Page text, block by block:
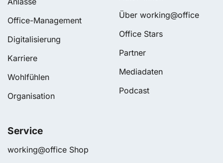
Office-Management
Digitalisierung
Karriere
Wohlfühlen
Organisation
Über working@office
Office Stars
Partner
Mediadaten
Podcast
Service
working@office Shop